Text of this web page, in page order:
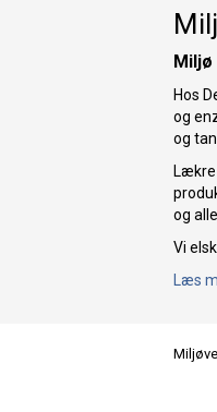
Hos
og
og
og
Vi
Læs